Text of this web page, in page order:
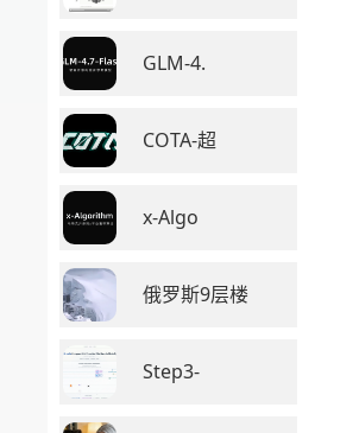
GLM-4.
COTA-超
x-Algo
俄罗斯9层楼
Step3-